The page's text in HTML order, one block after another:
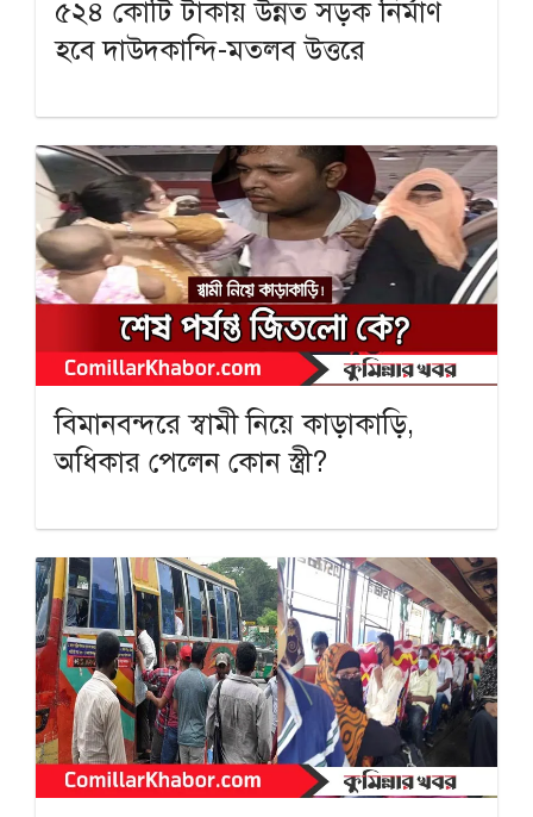
৫২৪ কোটি টাকায় উন্নত সড়ক নির্মাণ
হবে দাউদকান্দি-মতলব উত্তরে
বিমানবন্দরে স্বামী নিয়ে কাড়াকাড়ি,
অধিকার পেলেন কোন স্ত্রী?